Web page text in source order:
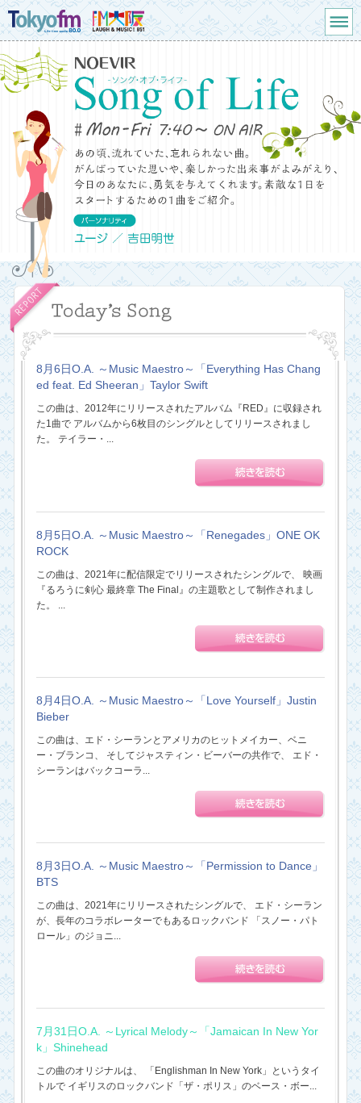
8月6日O.A. ～Music Maestro～「Everything Has Chang
ed feat. Ed Sheeran」Taylor Swift
この曲は、2012年にリリースされたアルバム『RED』に収録され
た1曲で アルバムから6枚目のシングルとしてリリースされまし
た。 テイラー・...
8月5日O.A. ～Music Maestro～「Renegades」ONE OK
ROCK
この曲は、2021年に配信限定でリリースされたシングルで、 映画
『るろうに剣心 最終章 The Final』の主題歌として制作されまし
た。 ...
8月4日O.A. ～Music Maestro～「Love Yourself」Justin
Bieber
この曲は、エド・シーランとアメリカのヒットメイカー、ベニ
ー・ブランコ、 そしてジャスティン・ビーバーの共作で、 エド・
シーランはバックコーラ...
8月3日O.A. ～Music Maestro～「Permission to Dance」
BTS
この曲は、2021年にリリースされたシングルで、 エド・シーラン
が、長年のコラボレーターでもあるロックバンド 「スノー・パト
ロール」のジョニ...
7月31日O.A. ～Lyrical Melody～「Jamaican In New Yor
k」Shinehead
この曲のオリジナルは、 「Englishman In New York」というタイ
トルで イギリスのロックバンド「ザ・ポリス」のベース・ボー...